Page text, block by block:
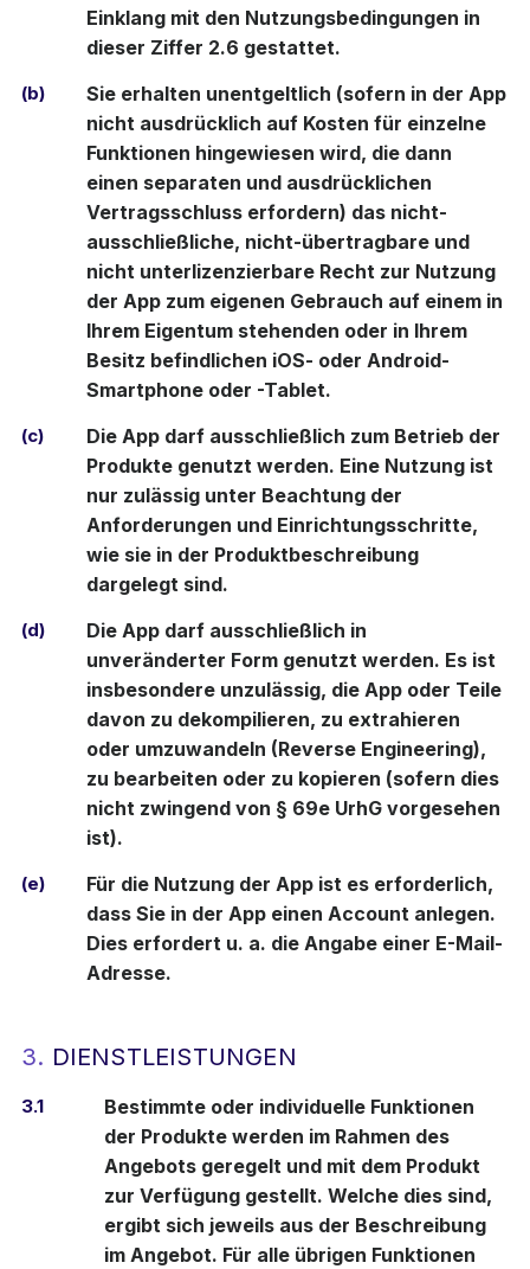
Einklang mit den Nutzungsbedingungen in
dieser Ziffer 2.6 gestattet.
(b)
Sie erhalten unentgeltlich (sofern in der App
nicht ausdrücklich auf Kosten für einzelne
Funktionen hingewiesen wird, die dann
einen separaten und ausdrücklichen
Vertragsschluss erfordern) das nicht-
ausschließliche, nicht-übertragbare und
nicht unterlizenzierbare Recht zur Nutzung
der App zum eigenen Gebrauch auf einem in
Ihrem Eigentum stehenden oder in Ihrem
Besitz befindlichen iOS- oder Android-
Smartphone oder -Tablet.
(c)
Die App darf ausschließlich zum Betrieb der
Produkte genutzt werden. Eine Nutzung ist
nur zulässig unter Beachtung der
Anforderungen und Einrichtungsschritte,
wie sie in der Produktbeschreibung
dargelegt sind.
(d)
Die App darf ausschließlich in
unveränderter Form genutzt werden. Es ist
insbesondere unzulässig, die App oder Teile
davon zu dekompilieren, zu extrahieren
oder umzuwandeln (Reverse Engineering),
zu bearbeiten oder zu kopieren (sofern dies
nicht zwingend von § 69e UrhG vorgesehen
ist).
(e)
Für die Nutzung der App ist es erforderlich,
dass Sie in der App einen Account anlegen.
Dies erfordert u. a. die Angabe einer E-Mail-
Adresse.
3. DIENSTLEISTUNGEN
3.1
Bestimmte oder individuelle Funktionen
der Produkte werden im Rahmen des
Angebots geregelt und mit dem Produkt
zur Verfügung gestellt. Welche dies sind,
ergibt sich jeweils aus der Beschreibung
im Angebot. Für alle übrigen Funktionen